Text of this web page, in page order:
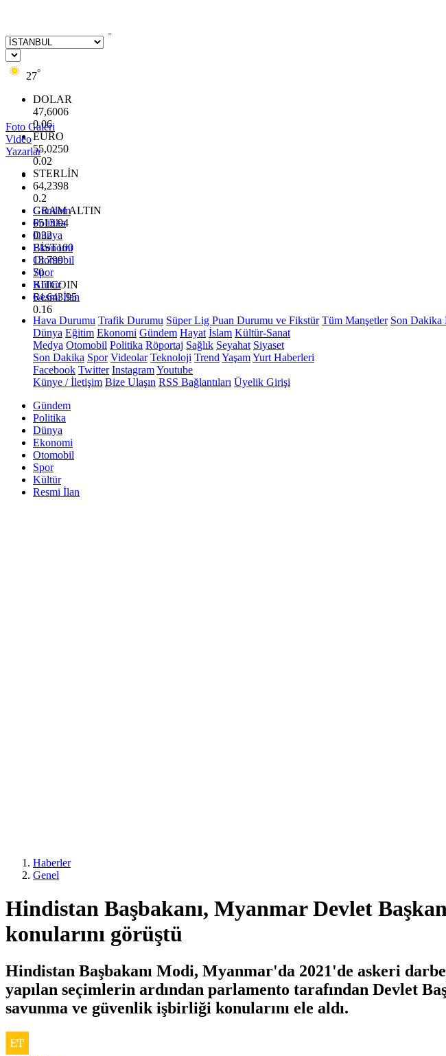
27°
DOLAR
47,6006
0.06
EURO
55,0250
0.02
STERLİN
64,2398
0.2
GRAM ALTIN
6513.94
0.32
BİST100
13.799
70
BITCOIN
64.643,95
0.16
Foto Galeri
Video
Yazarlar
Gündem
Politika
Dünya
Ekonomi
Otomobil
Spor
Kültür
Resmi İlan
Hava Durumu Trafik Durumu Süper Lig Puan Durumu ve Fikstür Tüm Manşetler Son Dakika
Dünya Eğitim Ekonomi Gündem Hayat İslam Kültür-Sanat
Medya Otomobil Politika Röportaj Sağlık Seyahat Siyaset
Son Dakika Spor Videolar Teknoloji Trend YaşamYurt Haberleri
Facebook Twitter InstagramYoutube
Künye / İletişim Bize Ulaşın RSS Bağlantıları Üyelik Girişi
Gündem
Politika
Dünya
Ekonomi
Otomobil
Spor
Kültür
Resmi İlan
Haberler
Genel
Hindistan Başbakanı, Myanmar Devlet
konularını görüştü
Hindistan Başbakanı Modi, Myanmar'da 2021'de askeri
yapılan seçimlerin ardından parlamento tarafından Devlet
savunma ve güvenlik işbirliği konularını ele aldı.